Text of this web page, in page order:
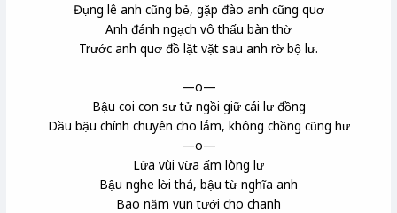
Đụng lê anh cũng bẻ, gặp đào anh cũng quơ
Anh đánh ngạch vô thấu bàn thờ
Trước anh quơ đồ lặt vặt sau anh rờ bộ lư.
—o—
Bậu coi con sư tử ngồi giữ cái lư đồng
Dầu bậu chính chuyên cho lắm, không chồng cũng hư
—o—
Lửa vùi vừa ấm lòng lư
Bậu nghe lời thá, bậu từ nghĩa anh
Bao năm vun tưới cho chanh